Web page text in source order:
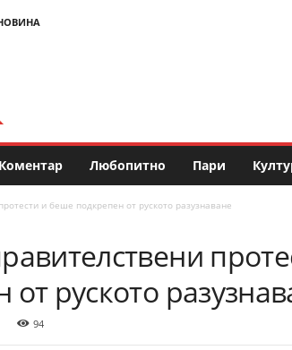
Коментар Любопитно Пари
и беше подкрепен от руското разузнаване
руското
94